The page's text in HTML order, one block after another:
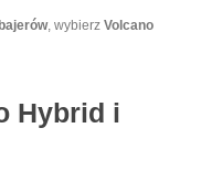
, wybierz Volcano
Hybrid i